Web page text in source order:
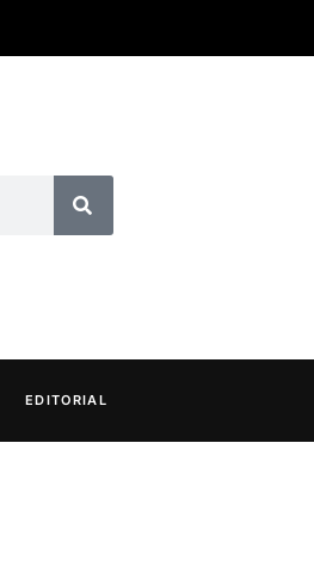
EDITORIAL